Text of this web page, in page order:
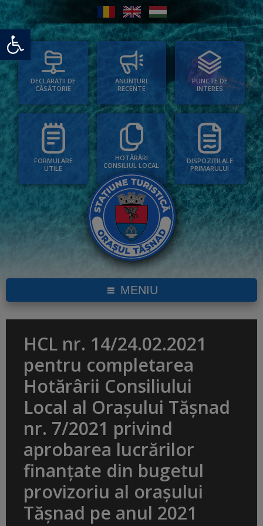
Deschide bara de unelte
DECLARAȚII DE
CĂSĂTORIE
ANUNȚURI
RECENTE
PUNCTE DE
INTERES
FORMULARE
UTILE
HOTĂRÂRI
CONSILIUL LOCAL
DISPOZIȚII ALE
PRIMARULUI
MENIU
HCL nr. 14/24.02.2021
pentru completarea
Hotărârii Consiliului
Local al Orașului Tășnad
nr. 7/2021 privind
aprobarea lucrărilor
finanțate din bugetul
provizoriu al orașului
Tășnad pe anul 2021